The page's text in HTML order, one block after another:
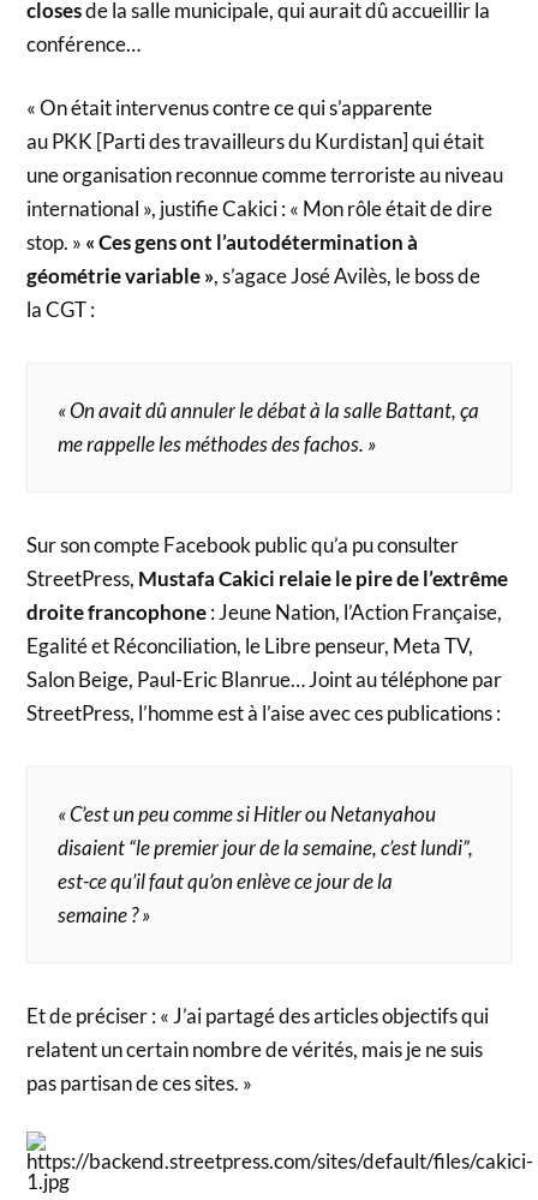
closesde la salle municipale, qui aurait dû accueillir la
conférence…
« On était intervenus contre ce qui s’apparente
au PKK [Parti des travailleurs du Kurdistan] qui était
une organisation reconnue comme terroriste au niveau
international », justifie Cakici : « Mon rôle était de dire
stop. » « Ces gens ont l’autodétermination à
géométrie variable », s’agace José Avilès, le boss de
la CGT :
« On avait dû annuler le débat à la salle Battant, ça
me rappelle les méthodes des fachos. »
Sur son compte Facebook public qu’a pu consulter
StreetPress, Mustafa Cakici relaie le pire de l’extrême
droite francophone: Jeune Nation, l’Action Française,
Egalité et Réconciliation, le Libre penseur, Meta TV,
Salon Beige, Paul-Eric Blanrue… Joint au téléphone par
StreetPress, l’homme est à l’aise avec ces publications :
« C’est un peu comme si Hitler ou Netanyahou
disaient “le premier jour de la semaine, c’est lundi”,
est-ce qu’il faut qu’on enlève ce jour de la
semaine ? »
Et de préciser : « J’ai partagé des articles objectifs qui
relatent un certain nombre de vérités, mais je ne suis
pas partisan de ces sites. »